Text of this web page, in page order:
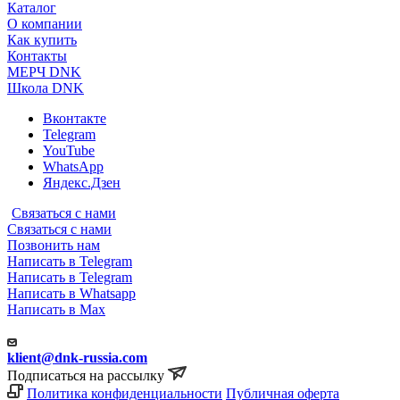
Каталог
О компании
Как купить
Контакты
МЕРЧ DNK
Школа DNK
Вконтакте
Telegram
YouTube
WhatsApp
Яндекс.Дзен
Связаться с нами
Связаться с нами
Позвонить нам
Написать в Telegram
Написать в Telegram
Написать в Whatsapp
Написать в Max
klient@dnk-russia.com
Подписаться на рассылку
Политика конфиденциальности Публичная оферта